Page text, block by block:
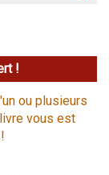
!
ou plusieurs
vous est